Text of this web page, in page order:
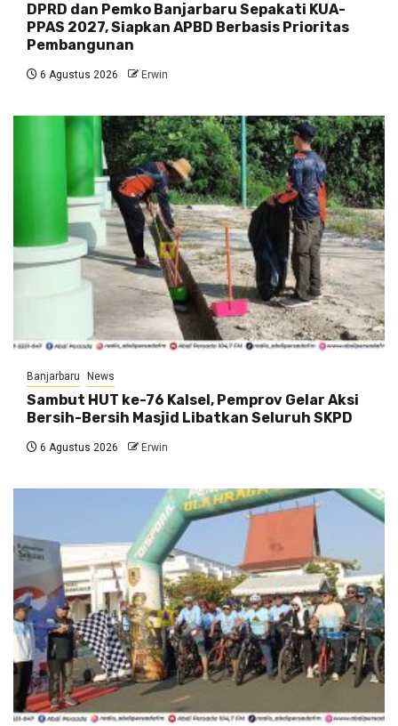
DPRD dan Pemko Banjarbaru Sepakati KUA-
PPAS 2027, Siapkan APBD Berbasis Prioritas
Pembangunan
6 Agustus 2026 Erwin
Banjarbaru News
Sambut HUT ke-76 Kalsel, Pemprov Gelar Aksi
Bersih-Bersih Masjid Libatkan Seluruh SKPD
6 Agustus 2026 Erwin